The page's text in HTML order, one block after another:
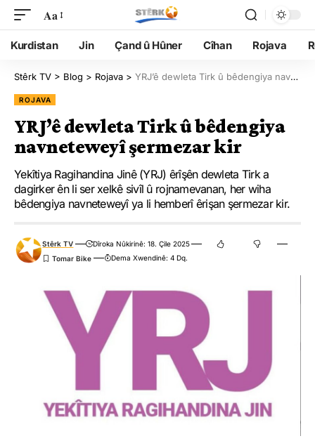
Aa
Kurdistan Jin Çand û Hûner Cîhan Rojava
Stêrk TV > Blog > Rojava > YRJ’ê dewleta Tirk û bêdengiya navneteweyî şermezar kir
ROJAVA
YRJ’ê dewleta Tirk û bêdengiya
navneteweyî şermezar kir
Yekîtiya Ragihandina Jinê (YRJ) êrîşên dewleta Tirk a
dagirker ên li ser xelkê sivîl û rojnamevanan, her wiha
bêdengiya navneteweyî ya li hemberî êrişan şermezar kir.
Stêrk TV
Dîroka Nûkirinê: 18. Çile 2025
Dema Xwendinê: 4 Dq.